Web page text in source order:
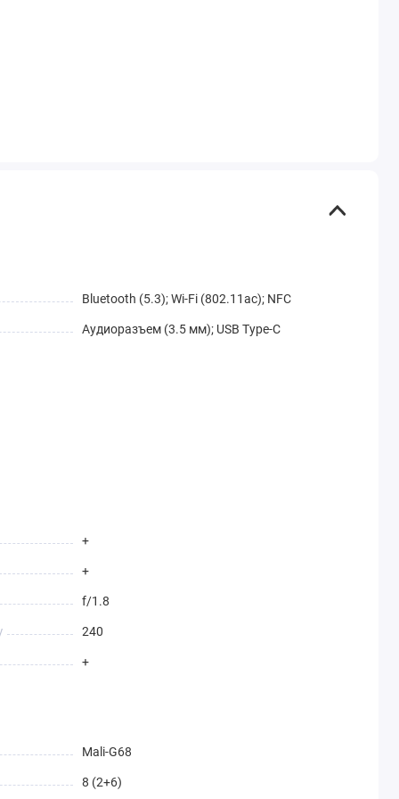
Bluetooth (5.3); Wi-Fi (802.11ac); NFC
Аудиоразъем (3.5 мм); USB Type-C
+
+
f/1.8
240
+
Mali-G68
8 (2+6)